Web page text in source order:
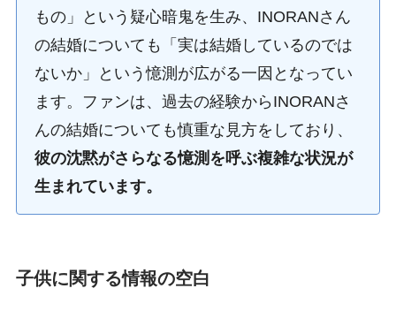
もの」という疑心暗鬼を生み、INORANさん
の結婚についても「実は結婚しているのでは
ないか」という憶測が広がる一因となってい
ます。ファンは、過去の経験からINORANさ
んの結婚についても慎重な見方をしており、
彼の沈黙がさらなる憶測を呼ぶ複雑な状況が
生まれています。
子供に関する情報の空白